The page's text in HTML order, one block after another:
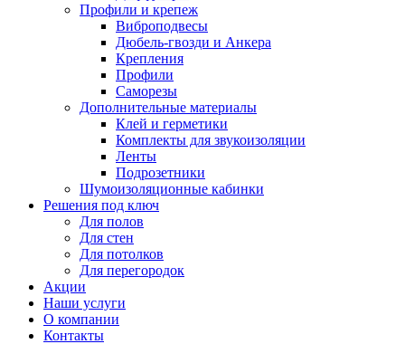
Профили и крепеж
Виброподвесы
Дюбель-гвозди и Анкера
Крепления
Профили
Саморезы
Дополнительные материалы
Клей и герметики
Комплекты для звукоизоляции
Ленты
Подрозетники
Шумоизоляционные кабинки
Решения под ключ
Для полов
Для стен
Для потолков
Для перегородок
Акции
Наши услуги
О компании
Контакты